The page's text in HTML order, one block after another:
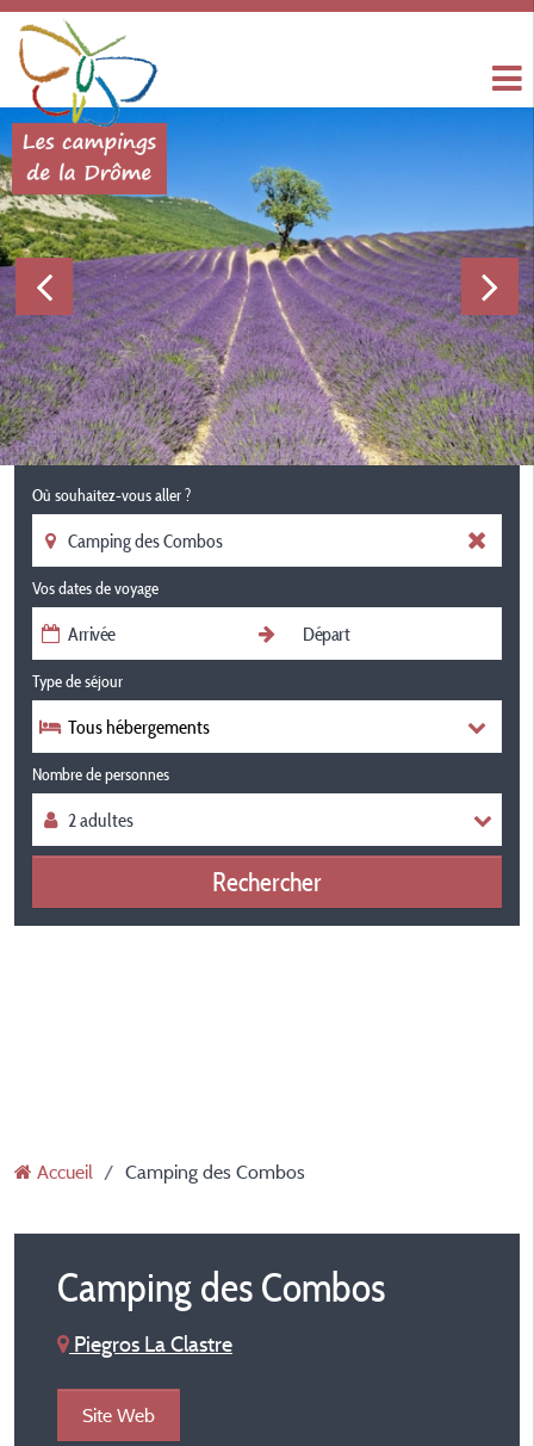
Où souhaitez-vous aller ?
Vos dates de voyage
Type de séjour
Tous hébergements
Nombre de personnes
Rechercher
Accueil Camping des Combos
Camping des Combos
Piegros La Clastre
Site Web